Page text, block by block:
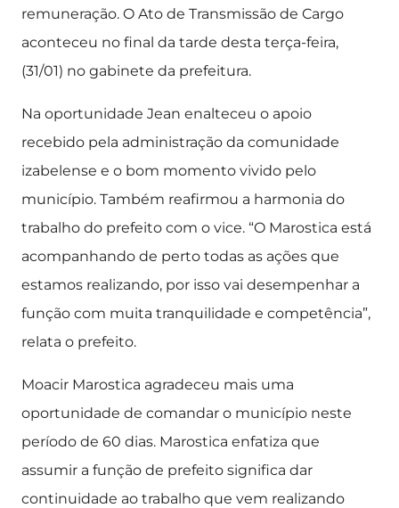
remuneração. O Ato de Transmissão de Cargo
aconteceu no final da tarde desta terça-feira,
(31/01) no gabinete da prefeitura.
Na oportunidade Jean enalteceu o apoio
recebido pela administração da comunidade
izabelense e o bom momento vivido pelo
município. Também reafirmou a harmonia do
trabalho do prefeito com o vice. “O Marostica está
acompanhando de perto todas as ações que
estamos realizando, por isso vai desempenhar a
função com muita tranquilidade e competência”,
relata o prefeito.
Moacir Marostica agradeceu mais uma
oportunidade de comandar o município neste
período de 60 dias. Marostica enfatiza que
assumir a função de prefeito significa dar
continuidade ao trabalho que vem realizando